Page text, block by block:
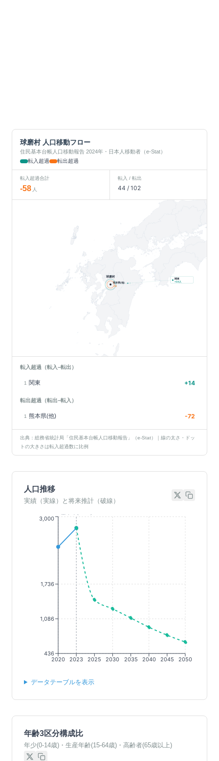
球磨村人口移動フロー
住民基本台帳人口移動報告 2024年・日本人移動者（e-Stat）
転入超過
転出超過
転入超過合計
-58 人
転入 / 転出
44 / 102
熊本県(他)
-72
球磨村
関東
+14人
転入超過（転入−転出）
1 関東 +14
転出超過（転出−転入）
1 熊本県(他) -72
出典：総務省統計局「住民基本台帳人口移動報告」（e-Stat）｜線の太さ・ドッ
トの大きさは転入超過数に比例
人口推移
実績（実線）と将来推計（破線）
2020 2023 2025 2030 2035 2040 2045 2050
436
1,086
1,736
3,000
データテーブルを表示
年齢3区分構成比
年少(0-14歳)・生産年齢(15-64歳)・高齢者(65歳以上)